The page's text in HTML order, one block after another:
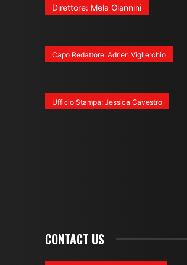
Direttore: Mela Giannini
Capo Redattore: Adrien Viglierchio
Ufficio Stampa: Jessica Cavestro
CONTACT US